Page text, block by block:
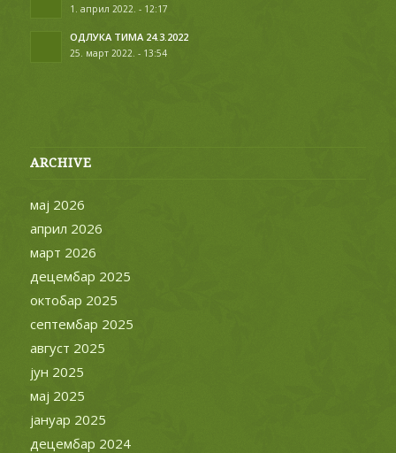
1. април 2022. - 12:17
ОДЛУКА ТИМА 24.3.2022
25. март 2022. - 13:54
ARCHIVE
мај 2026
април 2026
март 2026
децембар 2025
октобар 2025
септембар 2025
август 2025
јун 2025
мај 2025
јануар 2025
децембар 2024